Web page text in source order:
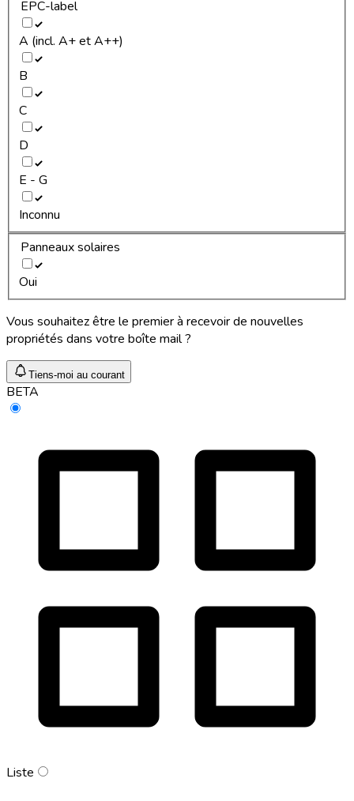
EPC-label
A (incl. A+ et A++)
B
C
D
E - G
Inconnu
Panneaux solaires
Oui
Vous souhaitez être le premier à recevoir de nouvelles
propriétés dans votre boîte mail ?
Tiens-moi au courant
BETA
Liste